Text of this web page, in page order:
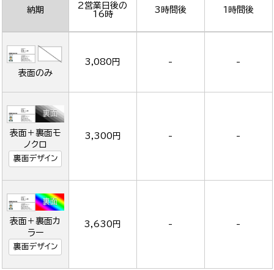
納期
2営業日後の
16時
3時間後 1時間後
表面のみ
3,080円 - -
表面＋裏面モ
ノクロ
裏面デザイン
3,300円 - -
表面＋裏面カ
ラー
裏面デザイン
3,630円 - -